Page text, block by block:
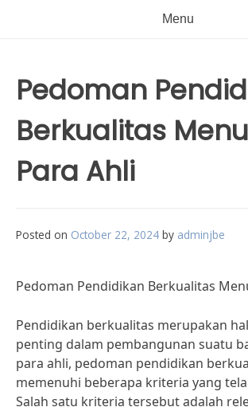
Menu
Pedoman
Berkualitas
Para Ahli
Posted on October 22, 2024 by adminjbe
Pedoman Pendidikan Berkualitas
Pendidikan berkualitas merupakan
penting dalam pembangunan suatu
para ahli, pedoman pendidikan
memenuhi beberapa kriteria yang
Salah satu kriteria tersebut adalah